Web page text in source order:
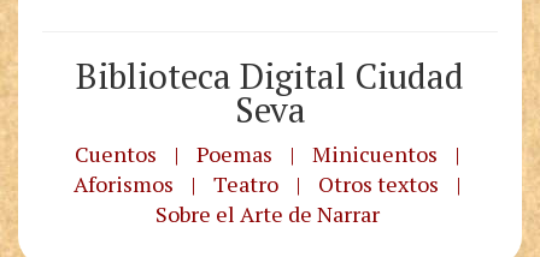
Biblioteca Digital Ciudad
Seva
Cuentos | Poemas | Minicuentos
|
Aforismos
| Teatro | Otros textos
|
Sobre el Arte de Narrar